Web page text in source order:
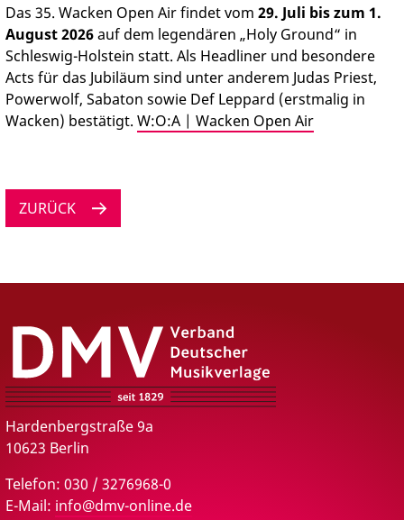
Das 35. Wacken Open Air findet vom 29. Juli bis zum 1.
August 2026auf dem legendären „Holy Ground“ in
Schleswig-Holstein statt. Als Headliner und besondere
Acts für das Jubiläum sind unter anderem Judas Priest,
Powerwolf, Sabaton sowie Def Leppard (erstmalig in
Wacken) bestätigt. W:O:A | Wacken Open Air
ZURÜCK
DMV – Verband Deutscher Musikverlage e.V.
Hardenbergstraße 9a
10623 Berlin
Telefon: 030 / 3276968-0
E-Mail: info@dmv-online.de